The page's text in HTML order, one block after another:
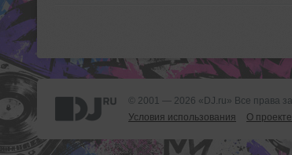
© 2001 — 2026 «DJ.ru» Все права
Условия использования
О проекте